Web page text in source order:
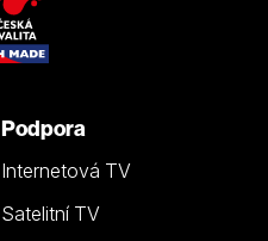
Podpora
Internetová TV
Satelitní TV